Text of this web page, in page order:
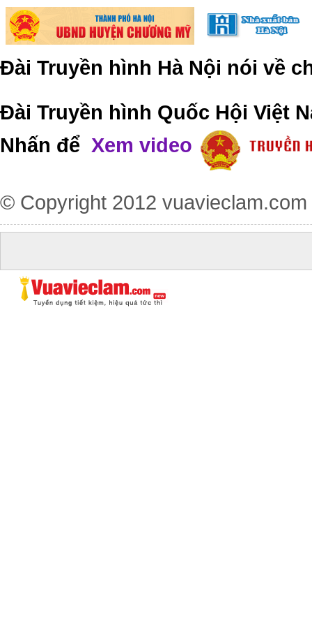
Đài Truyền hình Hà Nội nói về
Đài Truyền hình Quốc Hội Việt
Nhấn để Xem video
© Copyright 2012 vuavieclam.com